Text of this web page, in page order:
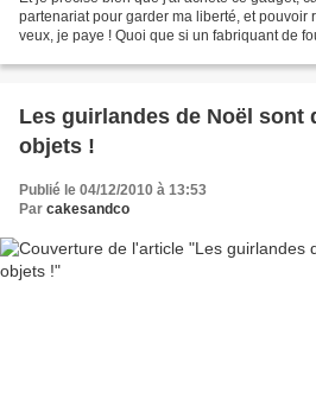
partenariat pour garder ma liberté, et pouvoir
veux, je paye ! Quoi que si un fabriquant de
Les guirlandes de Noël sont
objets !
Publié le 04/12/2010 à 13:53
Par cakesandco